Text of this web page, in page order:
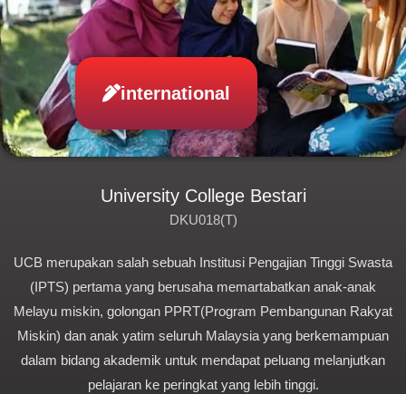
international
University College Bestari
DKU018(T)
UCB merupakan salah sebuah Institusi Pengajian Tinggi Swasta
(IPTS) pertama yang berusaha memartabatkan anak-anak
Melayu miskin, golongan PPRT(Program Pembangunan Rakyat
Miskin) dan anak yatim seluruh Malaysia yang berkemampuan
dalam bidang akademik untuk mendapat peluang melanjutkan
pelajaran ke peringkat yang lebih tinggi.